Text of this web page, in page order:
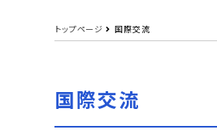
トップページ 国際交流
国際交流